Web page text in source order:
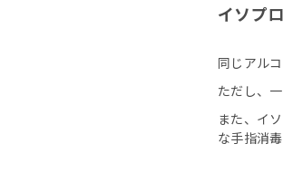
イソプ
同じアル
ただし、
また、イ
な手指消